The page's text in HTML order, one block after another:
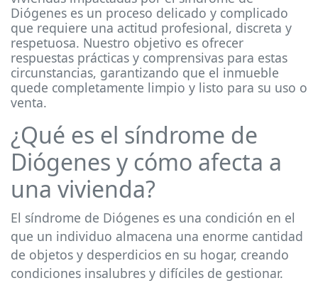
Diógenes es un proceso delicado y complicado
que requiere una actitud profesional, discreta y
respetuosa. Nuestro objetivo es ofrecer
respuestas prácticas y comprensivas para estas
circunstancias, garantizando que el inmueble
quede completamente limpio y listo para su uso o
venta.
¿Qué es el síndrome de
Diógenes y cómo afecta a
una vivienda?
El síndrome de Diógenes es una condición en el
que un individuo almacena una enorme cantidad
de objetos y desperdicios en su hogar, creando
condiciones insalubres y difíciles de gestionar.